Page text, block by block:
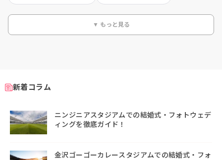
▼ もっと見る
新着コラム
ニンジニアスタジアムでの結婚式・フォトウェデ
ィングを徹底ガイド！
金沢ゴーゴーカレースタジアムでの結婚式・フォ